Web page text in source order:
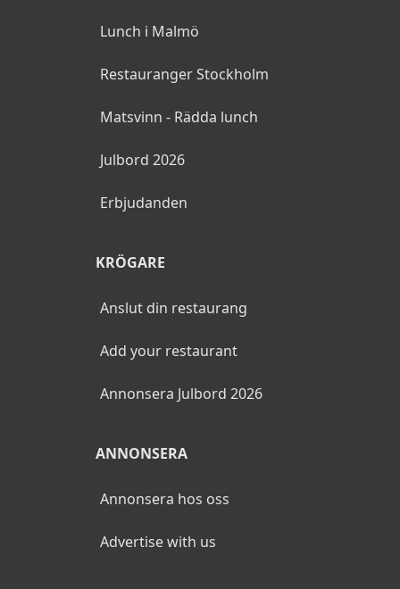
Lunch i Malmö
Restauranger Stockholm
Matsvinn - Rädda lunch
Julbord 2026
Erbjudanden
KRÖGARE
Anslut din restaurang
Add your restaurant
Annonsera Julbord 2026
ANNONSERA
Annonsera hos oss
Advertise with us